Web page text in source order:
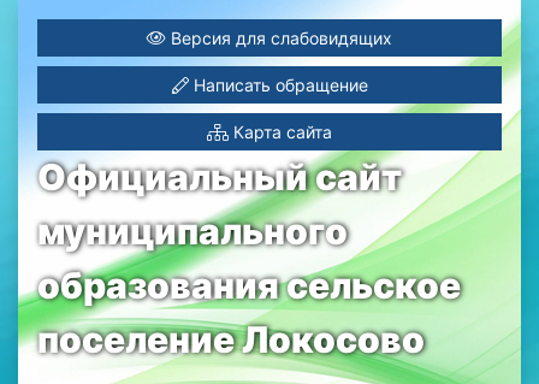
Официальный сайт
муниципального
образования сельское
поселение Локосово
Версия для слабовидящих
Написать обращение
Карта сайта